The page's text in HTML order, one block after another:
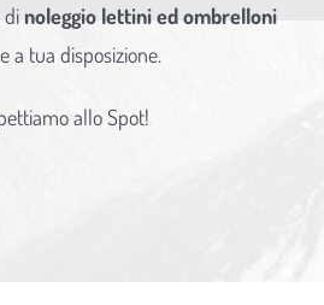
di noleggio lettini ed ombrelloni
a tua disposizione.
allo Spot!